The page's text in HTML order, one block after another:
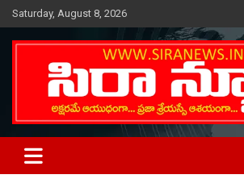
Skip
to
content
Saturday, August 8, 2026
SIRA NEWS
Telugu Online News Daily